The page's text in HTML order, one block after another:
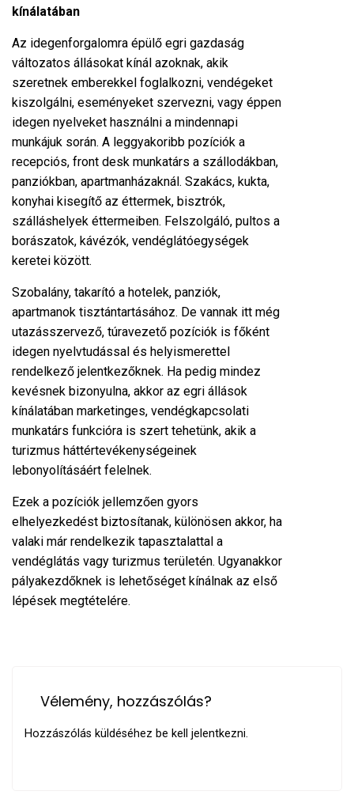
kínálatában
Az idegenforgalomra épülő egri gazdaság
változatos állásokat kínál azoknak, akik
szeretnek emberekkel foglalkozni, vendégeket
kiszolgálni, eseményeket szervezni, vagy éppen
idegen nyelveket használni a mindennapi
munkájuk során. A leggyakoribb pozíciók a
recepciós, front desk munkatárs a szállodákban,
panziókban, apartmanházaknál. Szakács, kukta,
konyhai kisegítő az éttermek, bisztrók,
szálláshelyek éttermeiben. Felszolgáló, pultos a
borászatok, kávézók, vendéglátóegységek
keretei között.
Szobalány, takarító a hotelek, panziók,
apartmanok tisztántartásához. De vannak itt még
utazásszervező, túravezető pozíciók is főként
idegen nyelvtudással és helyismerettel
rendelkező jelentkezőknek. Ha pedig mindez
kevésnek bizonyulna, akkor az egri állások
kínálatában marketinges, vendégkapcsolati
munkatárs funkcióra is szert tehetünk, akik a
turizmus háttértevékenységeinek
lebonyolításáért felelnek.
Ezek a pozíciók jellemzően gyors
elhelyezkedést biztosítanak, különösen akkor, ha
valaki már rendelkezik tapasztalattal a
vendéglátás vagy turizmus területén. Ugyanakkor
pályakezdőknek is lehetőséget kínálnak az első
lépések megtételére.
Vélemény, hozzászólás?
Hozzászólás küldéséhez be kell jelentkezni.